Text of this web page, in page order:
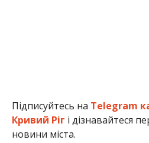
Підписуйтесь на Telegram
Кривий Ріг і дізнавайтеся
новини міста.